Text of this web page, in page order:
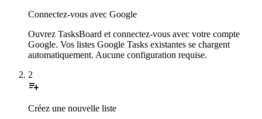
Connectez-vous avec Google
Ouvrez TasksBoard et connectez-vous avec votre compte
Google. Vos listes Google Tasks existantes se chargent
automatiquement. Aucune configuration requise.
2
playlist_add
Créez une nouvelle liste